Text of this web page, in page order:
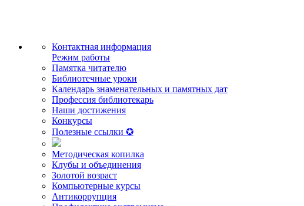
Контактная информация
Режим работы
Памятка читателю
Библиотечные уроки
Календарь знаменательных и памятных дат
Профессия библиотекарь
Наши достижения
Конкурсы
Полезные ссылки ✪
Методическая копилка
Клубы и объединения
Золотой возраст
Компьютерные курсы
Антикоррупция